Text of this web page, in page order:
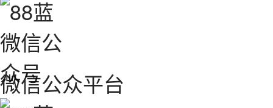
微信公众平台